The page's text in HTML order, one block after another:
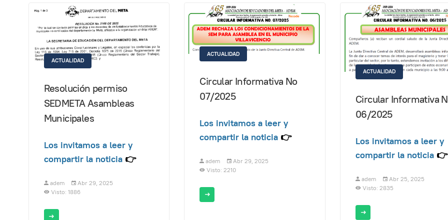
ACTUALIDAD
Resolución permiso
SEDMETA Asambleas
Municipales
Los invitamos a leer y
compartir la noticia 👉
adem
Abr 29, 2025
Visto: 1886
ACTUALIDAD
Circular Informativa No
07/2025
Los invitamos a leer y
compartir la noticia 👉
adem
Abr 29, 2025
Visto: 2210
ACTUALIDAD
Circular Informativa
06/2025
Los invitamos a leer y
compartir la noticia 👉
adem
Abr 25, 2025
Visto: 2835